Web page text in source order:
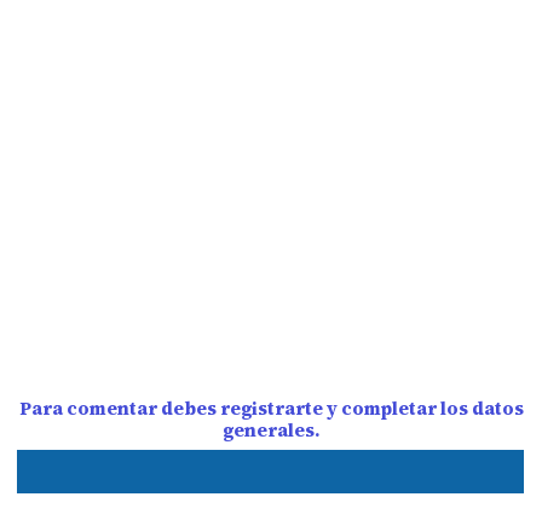
Para comentar debes registrarte y completar los datos
generales.